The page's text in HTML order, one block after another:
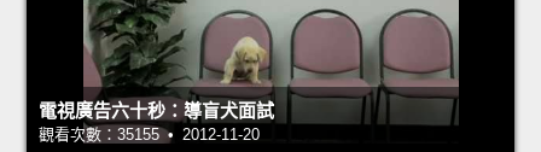
電視廣告六十秒：導盲犬面試
觀看次數：35155 • 2012-11-20